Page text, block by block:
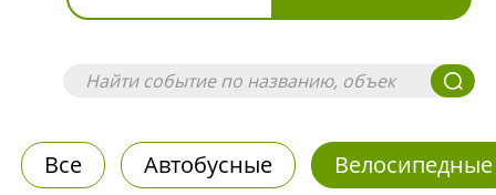
Все Автобусные Велосипедные